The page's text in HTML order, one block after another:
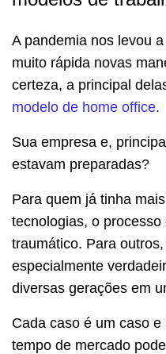
A pandemia nos levou
muito rápida novas
certeza, a principal
modelo de home office.
Sua empresa e,
estavam preparadas?
Para quem já tinha
tecnologias, o
traumático. Para
especialmente
diversas gerações em
Cada caso é um caso
tempo de mercado